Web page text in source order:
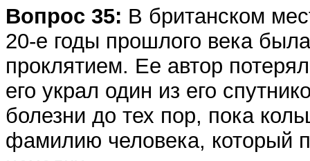
Вопрос 35: В британском
20-е годы прошлого века
проклятием. Ее автор
его украл один из его
болезни до тех пор, пока
фамилию человека, который